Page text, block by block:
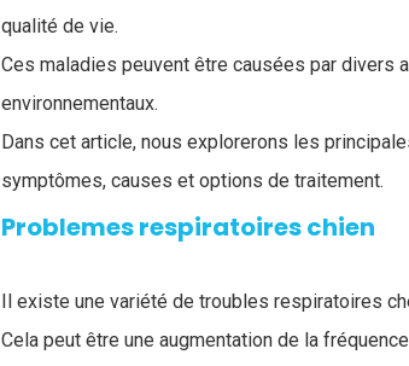
qualité de vie.
Ces maladies peuvent être causées par divers
environnementaux.
Dans cet article, nous explorerons les
symptômes, causes et options de traitement.
Problemes respiratoires chien
Il existe une variété de troubles respiratoires
Cela peut être une augmentation de la